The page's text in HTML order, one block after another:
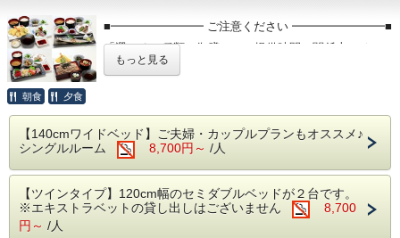
■未就学のお子様■
・おむつの取れていないお子様は大浴場の利用に制限がござ
います。
■大浴場■
・内湯……10：00～翌2：00まで
・サウナ…10：00～翌1：00まで
・露天……10：00～24：00まで
※時間により、一部営業していないお風呂がございます。
※朝風呂…6：00～9：00まで、内湯のみ営業となります。
（露天の朝風呂は春～秋のシーズンのみ1か所解放いたしま
す。）
事は出来ません。
■レストラン■
ご当地グルメの「富士宮やきそば」や和洋中のバリエーショ
■キッズプレイパーク■
2026年2月22日OPEN！イートインコーナー・ベビールーム
完備♪
／16:30
キッズプレイパーク営業時間10：00～22：00
■━━━━━━━━ ご注意ください ━━━━━━━━■
「選べる４種類の御膳」のご提供時間の関係上、チェ
ックインは20:00までにお願い致します
当日80%、不泊100%のキャンセル料となります。
■━━━━━━━━━━━━━━━━━━━━━━━■
■夕食について■
花の湯御膳(刺身と天ぷらの盛り合わせ)、う
もっと見る
朝食 夕食
【140cmワイドベッド】ご夫婦・カップルプランもオススメ♪
シングルルーム
8,700円～ /人
【ツインタイプ】120cm幅のセミダブルベッドが２台です。
※エキストラベットの貸し出しはございません
8,700
円～ /人